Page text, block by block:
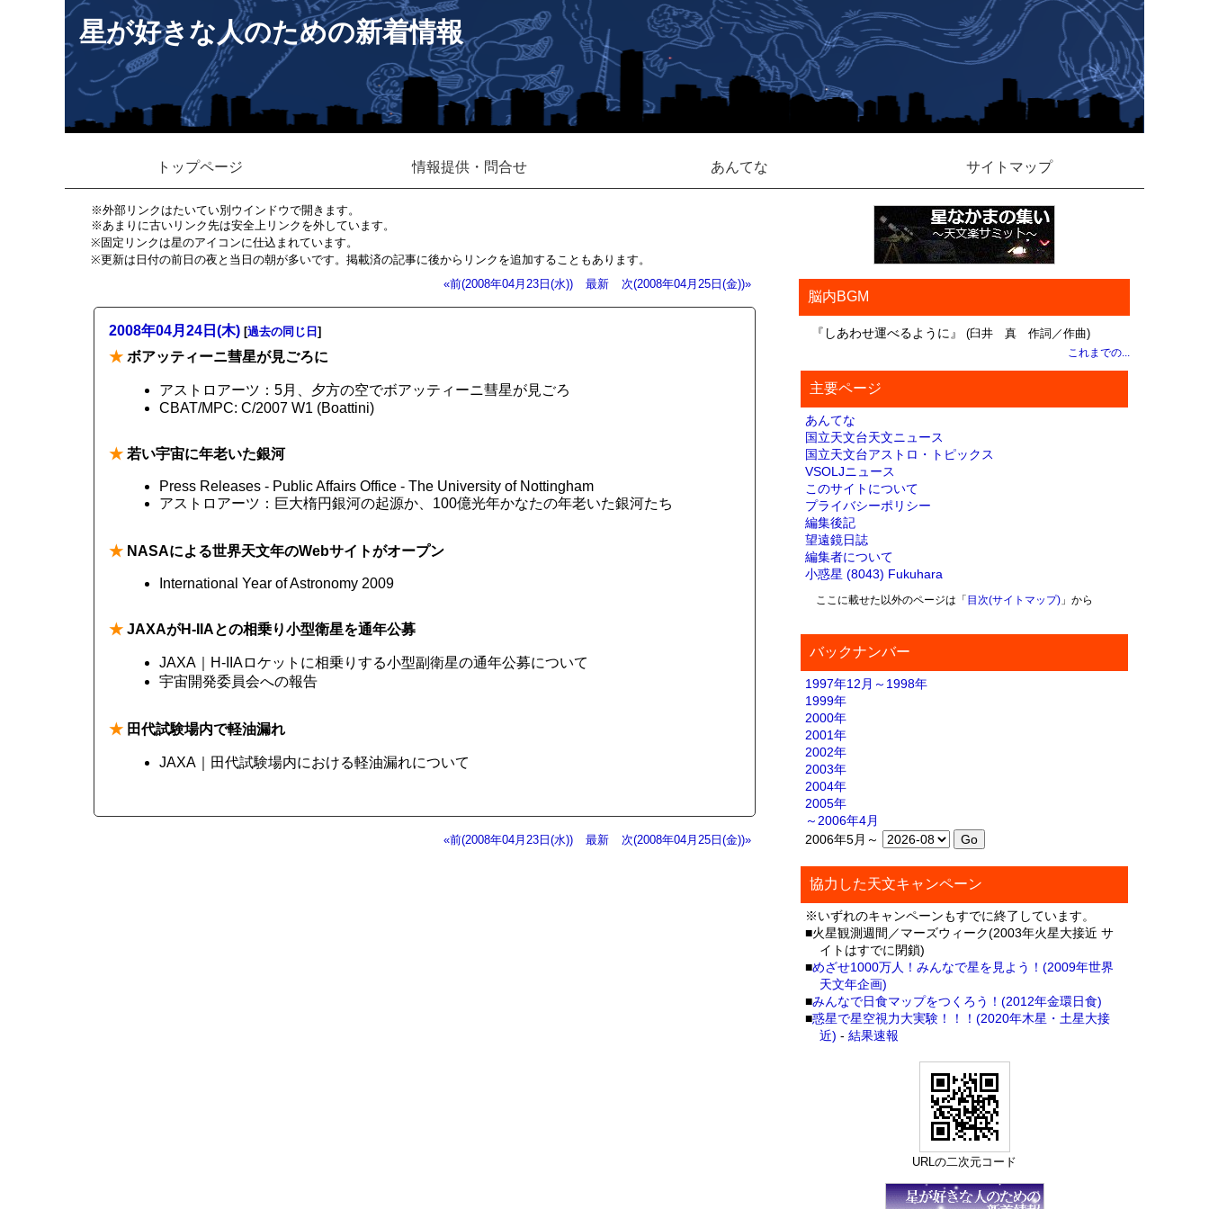
星が好きな人のための新着情報
トップページ 情報提供・問合せ あんてな サイトマップ
※外部リンクはたいてい別ウインドウで開きます。
※あまりに古いリンク先は安全上リンクを外しています。
※固定リンクは星のアイコンに仕込まれています。
※更新は日付の前日の夜と当日の朝が多いです。掲載済の記事に後からリンクを追加することもあります。
«前(2008年04月23日(水))
最新 次(2008年04月25日(金))»
2008年04月24日(木) [過去の同じ日 ]
★ ボアッティーニ彗星が見ごろに
アストロアーツ：5月、夕方の空でボアッティーニ彗星が見ごろ
CBAT/MPC: C/2007 W1 (Boattini)
★ 若い宇宙に年老いた銀河
Press Releases - Public Affairs Office - The University of Nottingham
アストロアーツ：巨大楕円銀河の起源か、100億光年かなたの年老いた銀河たち
★ NASAによる世界天文年のWebサイトがオープン
International Year of Astronomy 2009
★ JAXAがH-IIAとの相乗り小型衛星を通年公募
JAXA｜H-IIAロケットに相乗りする小型副衛星の通年公募について
宇宙開発委員会への報告
★ 田代試験場内で軽油漏れ
JAXA｜田代試験場内における軽油漏れについて
«前(2008年04月23日(水)) 最新 次(2008年04月25日(金))»
脳内BGM
『しあわせ運べるように』 (臼井 真 作詞／作曲)
これまでの...
主要ページ
あんてな
国立天文台天文ニュース
国立天文台アストロ・トピックス
VSOLJニュース
このサイトについて
プライバシーポリシー
編集後記
望遠鏡日誌
編集者について
小惑星 (8043) Fukuhara
ここに載せた以外のページは「 目次(サイトマップ)」から
バックナンバー
1997年12月～1998年
1999年
2000年
2001年
2002年
2003年
2004年
2005年
～2006年4月
2006年5月～
協力した天文キャンペーン
※いずれのキャンペーンもすでに終了しています。
■火星観測週間／マーズウィーク(2003年火星大接近 サ
イトはすでに閉鎖)
■めざせ1000万人！みんなで星を見よう！(2009年世界
天文年企画)
■みんなで日食マップをつくろう！(2012年金環日食)
■惑星で星空視力大実験！！！(2020年木星・土星大接
近) -結果速報
URLの二次元コード